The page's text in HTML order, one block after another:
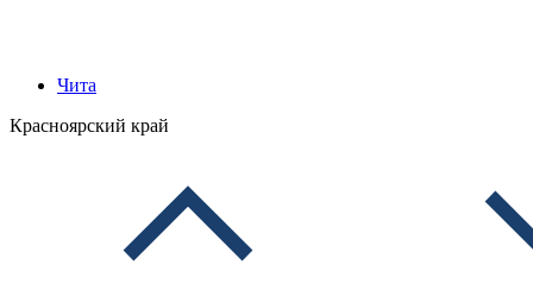
Чита
Красноярский край